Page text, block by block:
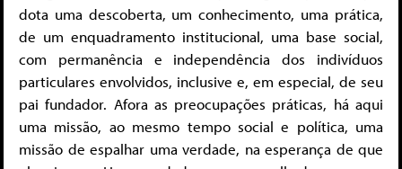
dota uma descoberta, um conhecimento, uma prática,
de um enquadramento institucional, uma base social,
com permanência e independência dos indivíduos
particulares envolvidos, inclusive e, em especial, de seu
pai fundador. Afora as preocupações práticas, há aqui
uma missão, ao mesmo tempo social e política, uma
missão de espalhar uma verdade, na esperança de que